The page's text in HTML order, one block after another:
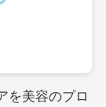
を美容のプロ